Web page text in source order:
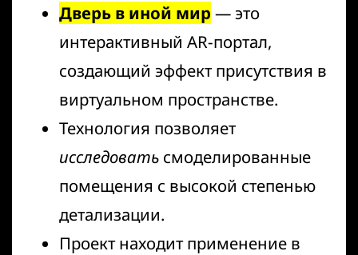
Дверь в иной мир — это
интерактивный AR-портал,
создающий эффект присутствия в
виртуальном пространстве.
Технология позволяет
исследовать смоделированные
помещения с высокой степенью
детализации.
Проект находит применение в